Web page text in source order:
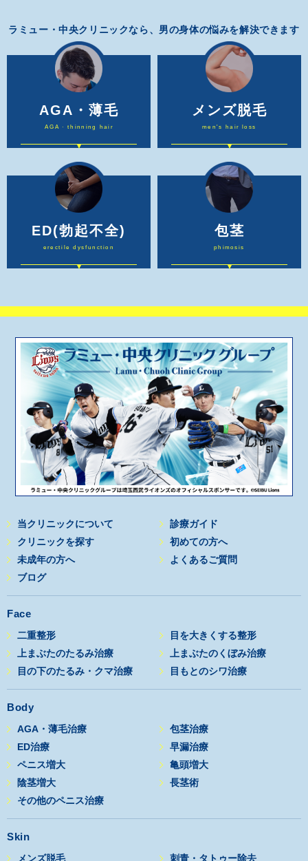
ラミュー・中央クリニックなら、男の身体の悩みを解決できます
AGA・薄毛
AGA · thinning hair
メンズ脱毛
men's hair loss
ED(勃起不全)
erectile dysfunction
包茎
phimosis
当クリニックについて
診療ガイド
クリニックを探す
初めての方へ
未成年の方へ
よくあるご質問
ブログ
Face
二重整形
目を大きくする整形
上まぶたのたるみ治療
上まぶたのくぼみ治療
目の下のたるみ・クマ治療
目もとのシワ治療
Body
AGA・薄毛治療
包茎治療
ED治療
早漏治療
ペニス増大
亀頭増大
陰茎増大
長茎術
その他のペニス治療
Skin
メンズ脱毛 刺青・タトゥー除去